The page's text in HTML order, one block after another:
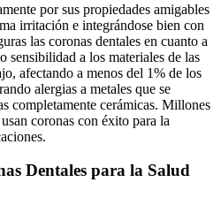
por sus propiedades amigables
irritación e integrándose bien con
las coronas dentales en cuanto a
sensibilidad a los materiales de las
afectando a menos del 1% de los
alergias a metales que se
completamente cerámicas. Millones
coronas con éxito para la
Dentales para la Salud